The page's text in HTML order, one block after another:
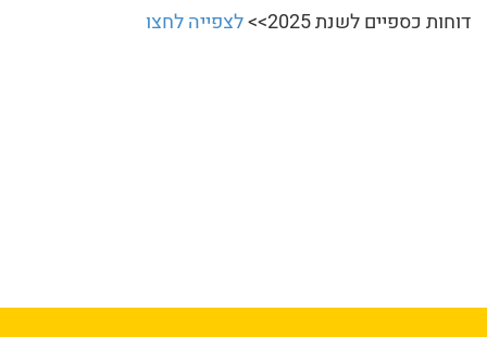
דוחות כספיים לשנת 2025>>
לצפייה לחצו